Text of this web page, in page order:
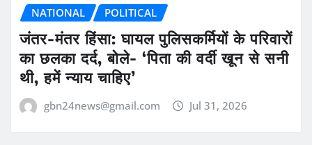
NATIONAL POLITICAL
जंतर-मंतर हिंसा: घायल पुलिसकर्मियों के परिवारों
का छलका दर्द, बोले- ‘पिता की वर्दी खून से सनी
थी, हमें न्याय चाहिए’
gbn24news@gmail.com Jul 31, 2026